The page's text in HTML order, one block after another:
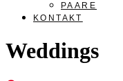
PAARE
KONTAKT
Weddings